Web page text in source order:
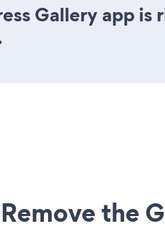
Gallery app
Remove the